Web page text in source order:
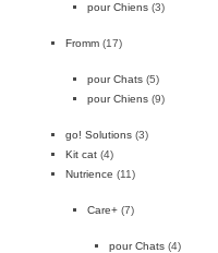
pour Chiens (3)
Fromm (17)
pour Chats (5)
pour Chiens (9)
go! Solutions (3)
Kit cat (4)
Nutrience (11)
Care+ (7)
pour Chats (4)